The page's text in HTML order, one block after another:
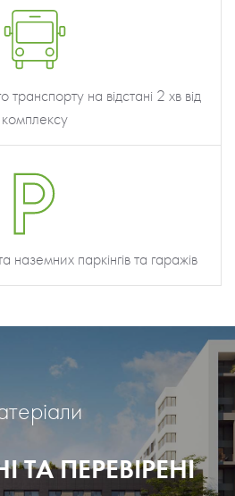
на відстані 2 хв від
комплексу
наземних паркінгів та гаражів
ТА ПЕРЕВІРЕНІ